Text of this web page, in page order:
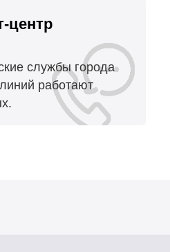
центр
службы города
работают